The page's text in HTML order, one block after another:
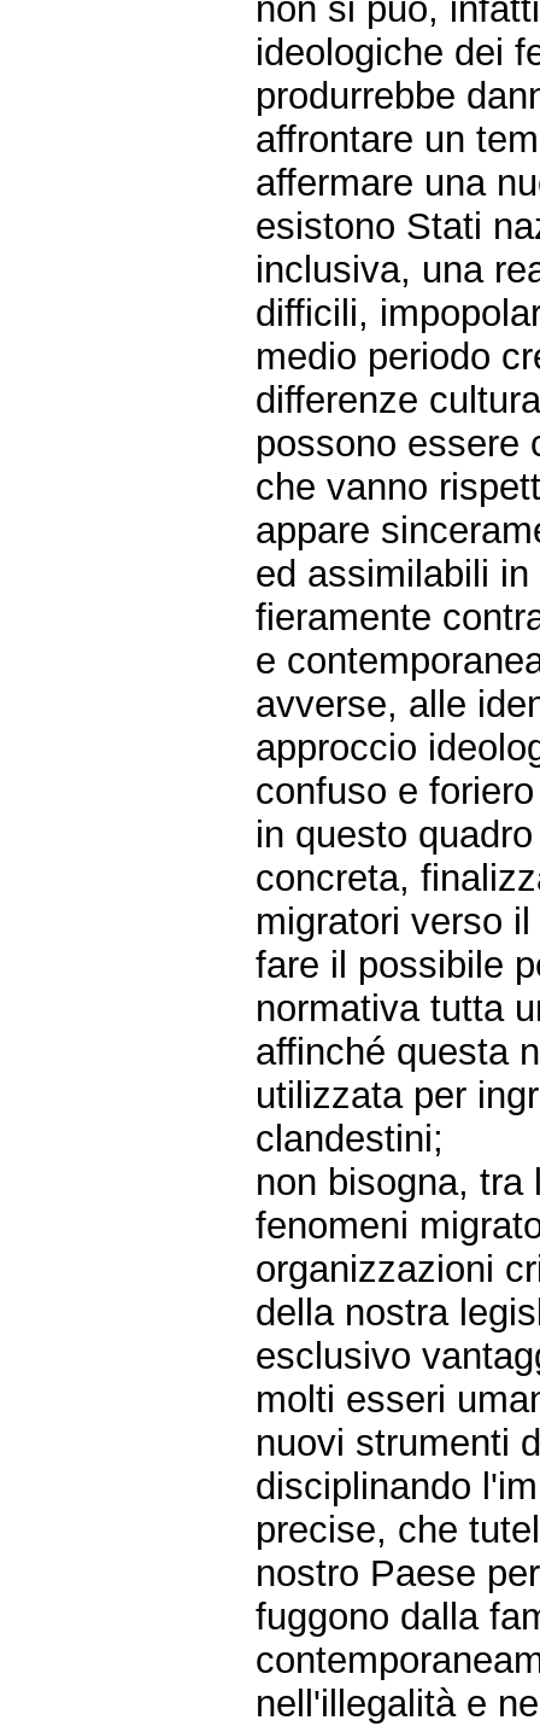
non si può,
ideologiche dei
produrrebbe
affrontare un
affermare una
esistono Stati
inclusiva, una
difficili,
medio periodo
differenze
possono essere
che vanno
appare
ed assimilabili
fieramente
e
avverse, alle
approccio
confuso e
in questo
concreta,
migratori verso
fare il possibile
normativa tutta
affinché questa
utilizzata per
clandestini;
non bisogna,
fenomeni
organizzazioni
della nostra
esclusivo
molti esseri
nuovi strumenti
disciplinando
precise, che
nostro Paese
fuggono dalla
nell'illegalità e